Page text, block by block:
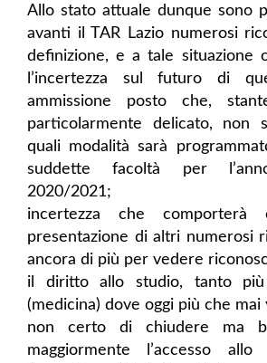
Allo stato attuale dunque sono
avanti il TAR Lazio numerosi
definizione, e a tale situazione
l’incertezza sul futuro di
ammissione posto che,
particolarmente delicato, non
quali modalità sarà
suddette facoltà per
2020/2021;
incertezza che comporterà
presentazione di altri numerosi
ancora di più per vedere
il diritto allo studio, tanto
(medicina) dove oggi più che mai
non certo di chiudere ma
maggiormente l’accesso